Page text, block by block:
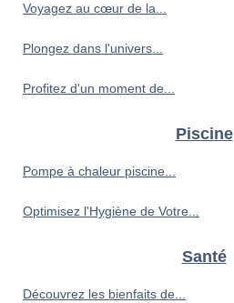
Voyagez au cœur de la...
Plongez dans l'univers...
Profitez d'un moment de...
Piscine
Pompe à chaleur piscine...
Optimisez l'Hygiène de Votre...
Santé
Découvrez les bienfaits de...